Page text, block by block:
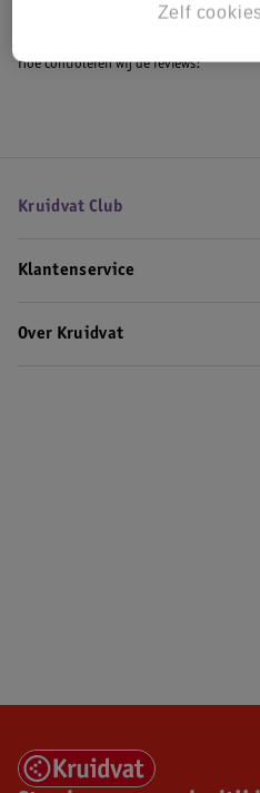
Alle
Hoe controleren wij de reviews?
Kruidvat Club
Klantenservice
Over Kruidvat
Zelf